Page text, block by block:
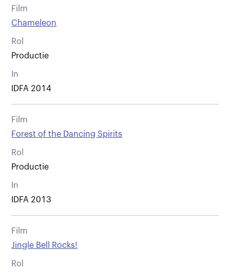
Film
Chameleon
Rol
Productie
In
IDFA 2014
Film
Forest of the Dancing Spirits
Rol
Productie
In
IDFA 2013
Film
Jingle Bell Rocks!
Rol